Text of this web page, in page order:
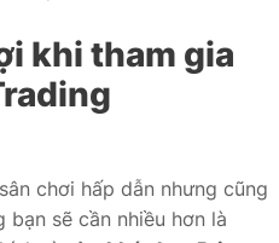
khi tham gia
chơi hấp dẫn nhưng cũng
sẽ cần nhiều hơn là